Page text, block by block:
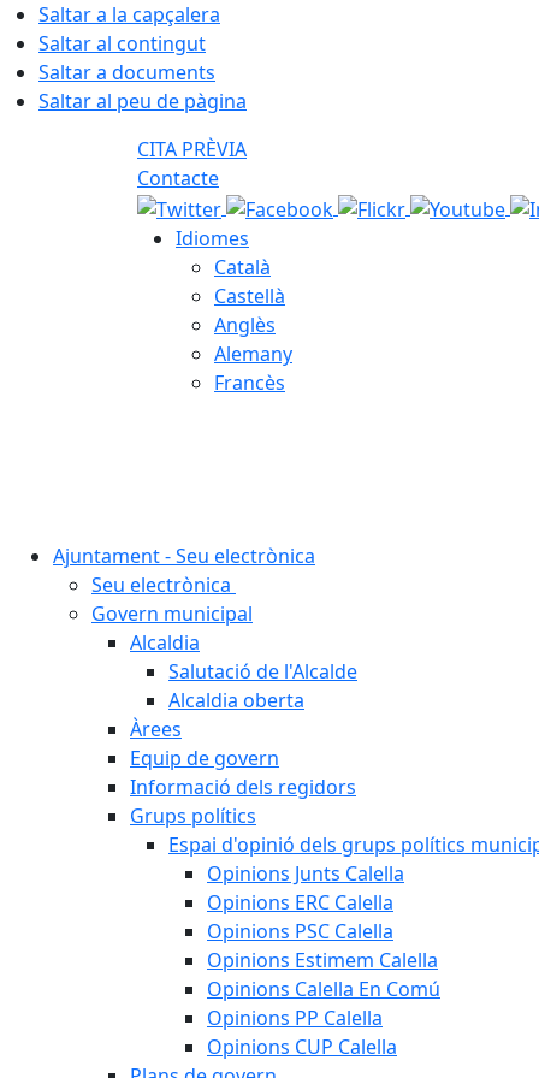
Saltar a la capçalera
Saltar al contingut
Saltar a documents
Saltar al peu de pàgina
CITA PRÈVIA
Contacte
Idiomes
Català
Castellà
Anglès
Alemany
Francès
Ajuntament - Seu electrònica
Seu electrònica
Govern municipal
Alcaldia
Salutació de l'Alcalde
Alcaldia oberta
Àrees
Equip de govern
Informació dels regidors
Grups polítics
Espai d'opinió dels grups polítics
Opinions Junts Calella
Opinions ERC Calella
Opinions PSC Calella
Opinions Estimem Calella
Opinions Calella En Comú
Opinions PP Calella
Opinions CUP Calella